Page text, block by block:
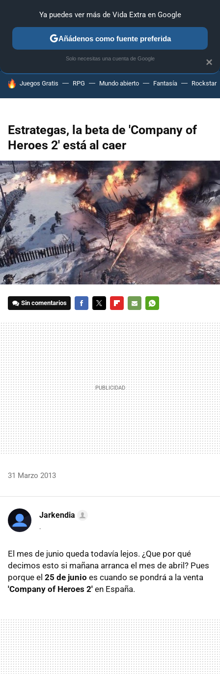
ANÁLISIS GUÍAS Y TRUCOS PC SONY NINTENDO
HOY SE HABLA DE
Juegos Gratis RPG Mundo abierto Fantasía Rockstar
Estrategas, la beta de 'Company of
Heroes 2' está al caer
Sin comentarios
MAIL
31 Marzo 2013
Jarkendia
.
El mes de junio queda todavía lejos. ¿Que por qué
decimos esto si mañana arranca el mes de abril? Pues
porque el 25 de junio es cuando se pondrá a la venta
'Company of Heroes 2' en España.
×
Ya puedes ver más de Vida Extra en Google
Añádenos como fuente preferida
Solo necesitas una cuenta de Google